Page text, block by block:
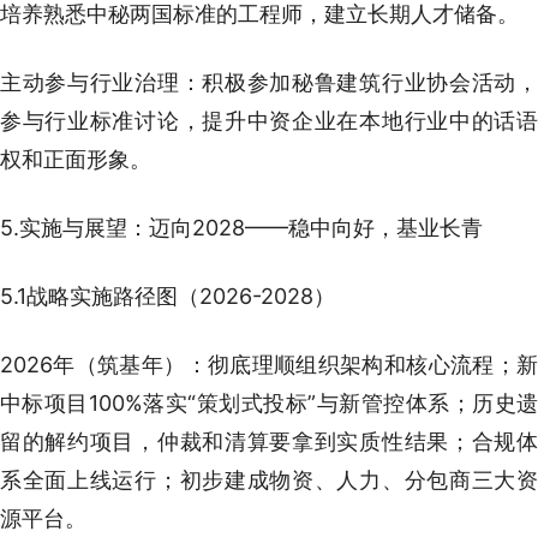
培养熟悉中秘两国标准的工程师，建立长期人才储备。
主动参与行业治理：积极参加秘鲁建筑行业协会活动，
参与行业标准讨论，提升中资企业在本地行业中的话语
权和正面形象。
5.实施与展望：迈向2028——稳中向好，基业长青
5.1战略实施路径图（2026-2028）
2026年（筑基年）：彻底理顺组织架构和核心流程；新
中标项目100%落实“策划式投标”与新管控体系；历史遗
留的解约项目，仲裁和清算要拿到实质性结果；合规体
系全面上线运行；初步建成物资、人力、分包商三大资
源平台。